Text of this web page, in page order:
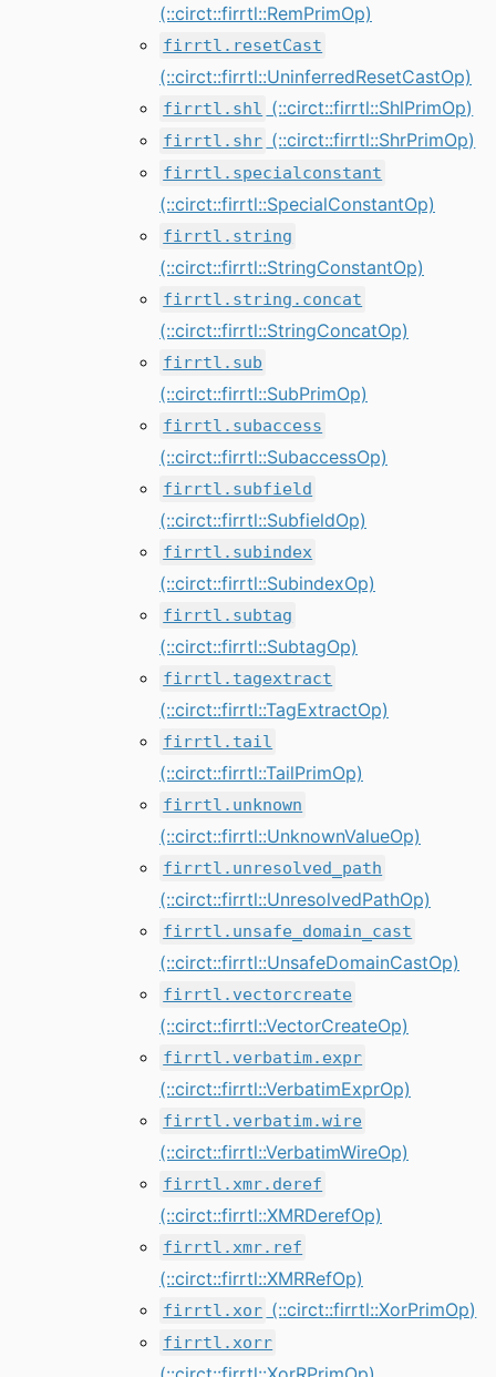
(::circt::firrtl::RemPrimOp)
firrtl.resetCast
(::circt::firrtl::UninferredResetCastOp)
firrtl.shl (::circt::firrtl::ShlPrimOp)
firrtl.shr (::circt::firrtl::ShrPrimOp)
firrtl.specialconstant
(::circt::firrtl::SpecialConstantOp)
firrtl.string
(::circt::firrtl::StringConstantOp)
firrtl.string.concat
(::circt::firrtl::StringConcatOp)
firrtl.sub
(::circt::firrtl::SubPrimOp)
firrtl.subaccess
(::circt::firrtl::SubaccessOp)
firrtl.subfield
(::circt::firrtl::SubfieldOp)
firrtl.subindex
(::circt::firrtl::SubindexOp)
firrtl.subtag
(::circt::firrtl::SubtagOp)
firrtl.tagextract
(::circt::firrtl::TagExtractOp)
firrtl.tail
(::circt::firrtl::TailPrimOp)
firrtl.unknown
(::circt::firrtl::UnknownValueOp)
firrtl.unresolved_path
(::circt::firrtl::UnresolvedPathOp)
firrtl.unsafe_domain_cast
(::circt::firrtl::UnsafeDomainCastOp)
firrtl.vectorcreate
(::circt::firrtl::VectorCreateOp)
firrtl.verbatim.expr
(::circt::firrtl::VerbatimExprOp)
firrtl.verbatim.wire
(::circt::firrtl::VerbatimWireOp)
firrtl.xmr.deref
(::circt::firrtl::XMRDerefOp)
firrtl.xmr.ref
(::circt::firrtl::XMRRefOp)
firrtl.xor (::circt::firrtl::XorPrimOp)
firrtl.xorr